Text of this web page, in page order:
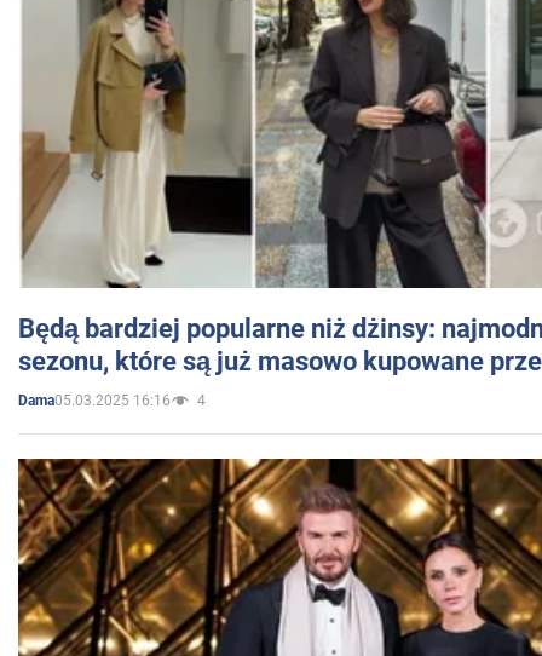
Będą bardziej popularne niż dżinsy:
sezonu, które są już masowo kupowane
Dama05.03.2025 16:16 4